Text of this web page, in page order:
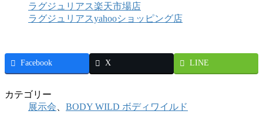
ラグジュリアス楽天市場店
ラグジュリアスyahooショッピング店
Facebook X LINE
カテゴリー
展示会
BODY WILD ボディワイルド